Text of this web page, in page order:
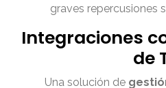
graves repercusiones
Integraciones
de
Una solución de